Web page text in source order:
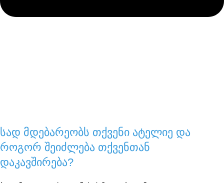
სად მდებარეობს თქვენი ატელიე და
როგორ შეიძლება თქვენთან
დაკავშირება?